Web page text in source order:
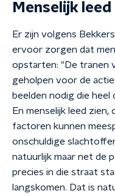
Menselijk leed
Er zijn volgens
ervoor zorgen dat
opstarten: "De tranen
geholpen voor de
beelden nodig die heel
En menselijk leed
factoren kunnen
onschuldige
natuurlijk maar net de
precies in die straat
langskomen. Dat is